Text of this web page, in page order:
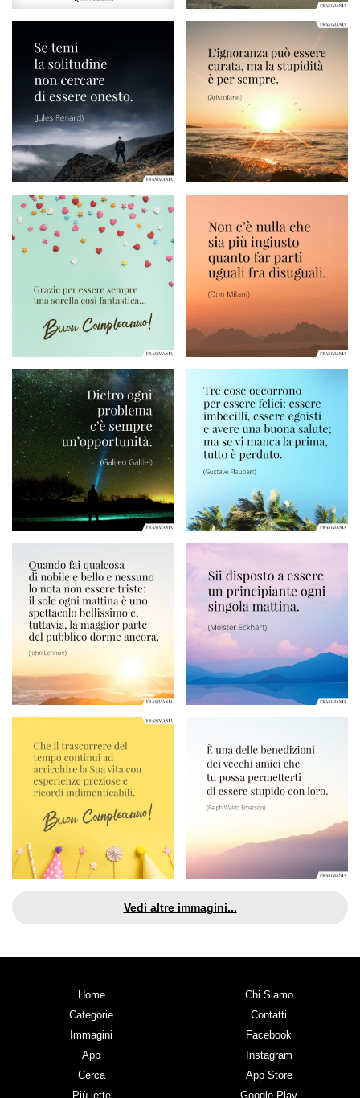
Vedi altre immagini...
Home
Categorie
Immagini
App
Cerca
Più lette
Chi Siamo
Contatti
Facebook
Instagram
App Store
Google Play